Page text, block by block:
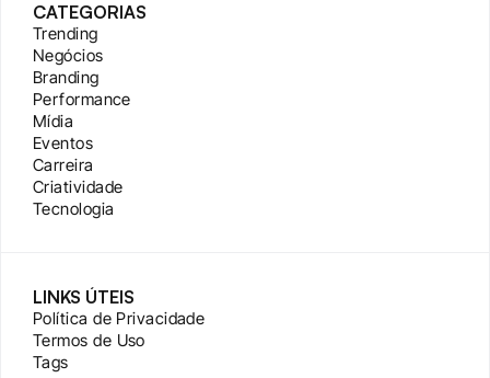
CATEGORIAS
Trending
Negócios
Branding
Performance
Mídia
Eventos
Carreira
Criatividade
Tecnologia
LINKS ÚTEIS
Política de Privacidade
Termos de Uso
Tags